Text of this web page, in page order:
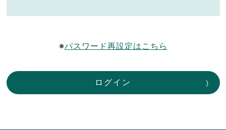
※パスワード再設定はこちら
ログイン